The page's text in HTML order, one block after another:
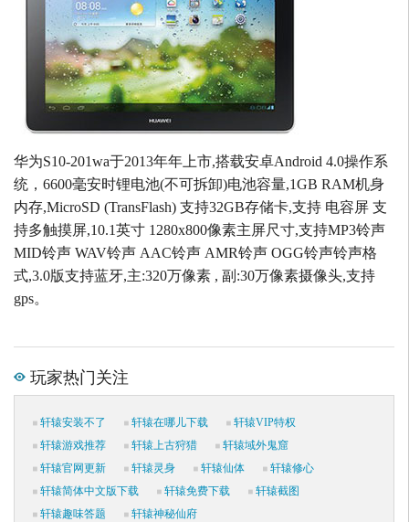
华为S10-201wa于2013年年上市,搭载安卓Android 4.0操作系
统，6600毫安时锂电池(不可拆卸)电池容量,1GB RAM机身
内存,MicroSD (TransFlash) 支持32GB存储卡,支持 电容屏 支
持多触摸屏,10.1英寸 1280x800像素主屏尺寸,支持MP3铃声
MID铃声 WAV铃声 AAC铃声 AMR铃声 OGG铃声铃声格
式,3.0版支持蓝牙,主:320万像素 , 副:30万像素摄像头,支持
gps。
玩家热门关注
轩辕安装不了 轩辕在哪儿下载
轩辕VIP特权
轩辕游戏推荐
轩辕上古狩猎
轩辕域外鬼窟
轩辕官网更新
轩辕灵身 轩辕仙体
轩辕修心
轩辕简体中文版下载
轩辕免费下载
轩辕截图
轩辕趣味答题
轩辕神秘仙府